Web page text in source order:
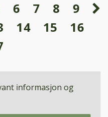
6 7 8
9
14 15
16
informasjon og